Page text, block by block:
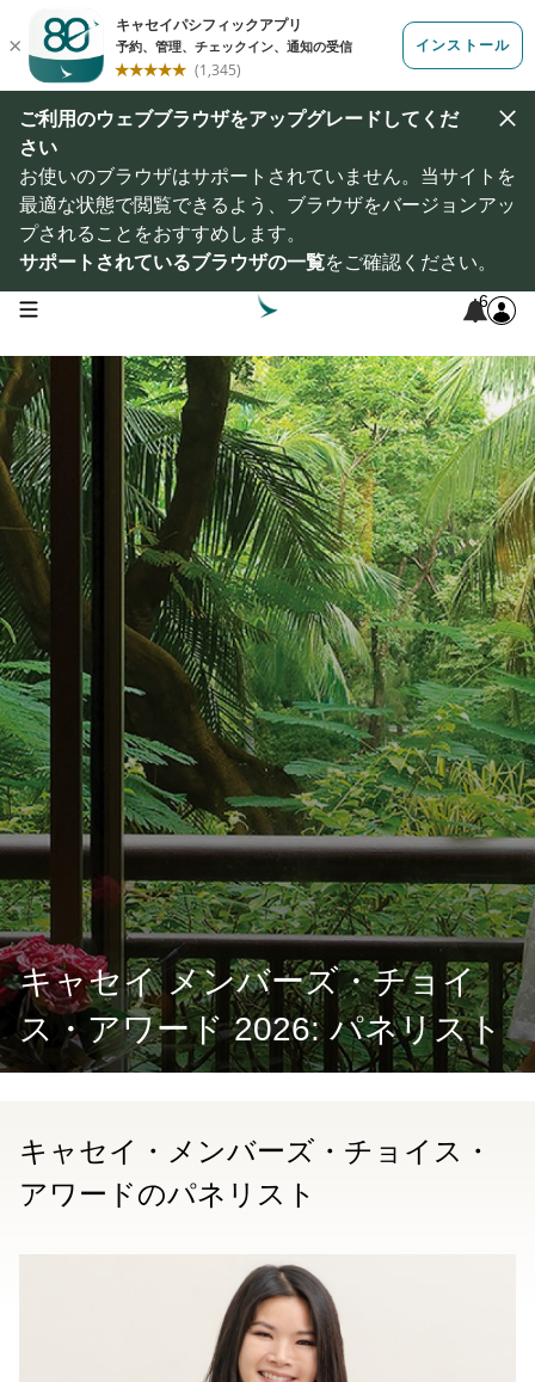
ご利用のウェブブラウザをアップグレードしてくだ
さい
お使いのブラウザはサポートされていません。当サイトを
最適な状態で閲覧できるよう、ブラウザをバージョンアッ
プされることをおすすめします。
サポートされているブラウザの一覧をご確認ください。
open navigation menu 6
キャセイ メンバーズ・チョイ
ス・アワード 2026: パネリスト
キャセイ・メンバーズ・チョイス・
アワードのパネリスト